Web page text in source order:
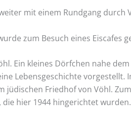
mit einem Rundgang
zum Besuch eines
Ein kleines Dörfchen nahe
Lebensgeschichte
jüdischen Friedhof von Vöhl.
hier 1944 hingerichtet wurden.